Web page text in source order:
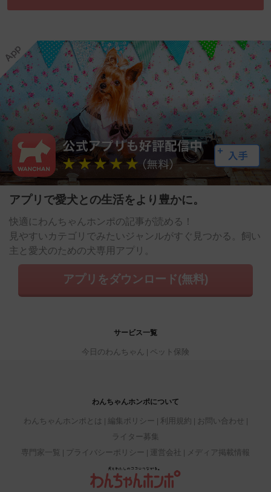
アプリで愛犬との生活をより豊かに。
快適にわんちゃんホンポの記事が読める！
見やすいカテゴリでみたいジャンルがすぐ見つかる。飼い
主と愛犬のための犬専用アプリ。
アプリをダウンロード(無料)
サービス一覧
今日のわんちゃん ペット保険
わんちゃんホンポについて
わんちゃんホンポとは 編集ポリシー 利用規約
お問い合わせ
ライター募集
専門家一覧
プライバシーポリシー 運営会社 メディア掲載情報